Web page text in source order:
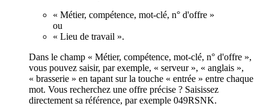
« Métier, compétence, mot-clé, n° d'offre »
ou
« Lieu de travail ».
Dans le champ « Métier, compétence, mot-clé, n° d'offre »,
vous pouvez saisir, par exemple, « serveur », « anglais »,
« brasserie » en tapant sur la touche « entrée » entre chaque
mot. Vous recherchez une offre précise ? Saisissez
directement sa référence, par exemple 049RSNK.